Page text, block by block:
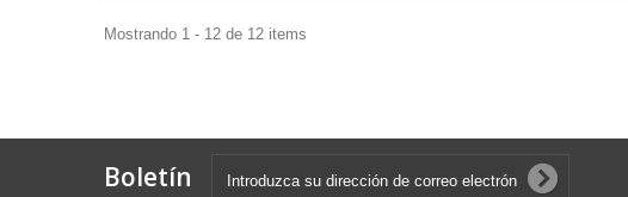
Mostrando 1 - 12 de 12 items
Boletín